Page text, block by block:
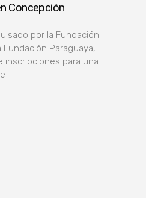
Concepción
por la Fundación
Paraguaya,
inscripciones para una